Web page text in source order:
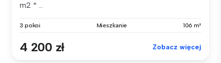
m2 * ...
3 pokoi Mieszkanie 106 m²
4 200 zł Zobacz więcej